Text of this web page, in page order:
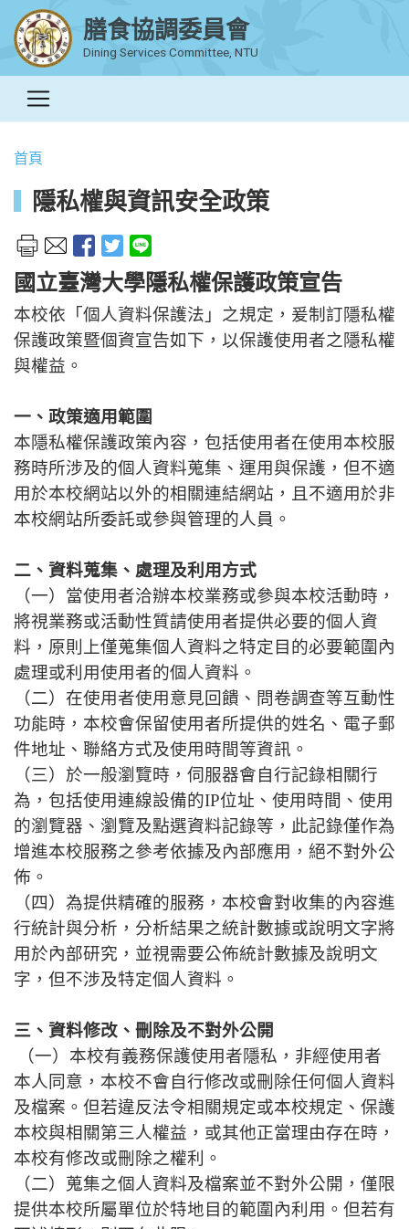
膳食協調委員會
Dining Services Committee, NTU
首頁
隱私權與資訊安全政策
國立臺灣大學隱私權保護政策宣告
本校依「個人資料保護法」之規定，爰制訂隱私權
保護政策暨個資宣告如下，以保護使用者之隱私權
與權益。
一、政策適用範圍
本隱私權保護政策內容，包括使用者在使用本校服
務時所涉及的個人資料蒐集、運用與保護，但不適
用於本校網站以外的相關連結網站，且不適用於非
本校網站所委託或參與管理的人員。
二、資料蒐集、處理及利用方式
（一）當使用者洽辦本校業務或參與本校活動時，
將視業務或活動性質請使用者提供必要的個人資
料，原則上僅蒐集個人資料之特定目的必要範圍內
處理或利用使用者的個人資料。
（二）在使用者使用意見回饋、問卷調查等互動性
功能時，本校會保留使用者所提供的姓名、電子郵
件地址、聯絡方式及使用時間等資訊。
（三）於一般瀏覽時，伺服器會自行記錄相關行
為，包括使用連線設備的IP位址、使用時間、使用
的瀏覽器、瀏覽及點選資料記錄等，此記錄僅作為
增進本校服務之參考依據及內部應用，絕不對外公
佈。
（四）為提供精確的服務，本校會對收集的內容進
行統計與分析，分析結果之統計數據或說明文字將
用於內部研究，並視需要公佈統計數據及說明文
字，但不涉及特定個人資料。
三、資料修改、刪除及不對外公開
（一）本校有義務保護使用者隱私，非經使用者
本人同意，本校不會自行修改或刪除任何個人資料
及檔案。但若違反法令相關規定或本校規定、保護
本校與相關第三人權益，或其他正當理由存在時，
本校有修改或刪除之權利。
（二） 蒐集之個人資料及檔案並不對外公開，僅限
提供本校所屬單位於特地目的範圍內利用。但若有